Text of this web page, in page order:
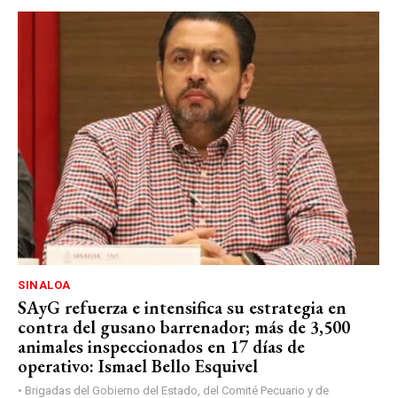
SINALOA
SAyG refuerza e intensifica su estrategia en
contra del gusano barrenador; más de 3,500
animales inspeccionados en 17 días de
operativo: Ismael Bello Esquivel
• Brigadas del Gobierno del Estado, del Comité Pecuario y de